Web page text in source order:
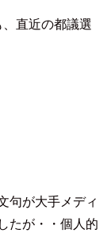
直近の都議選
句が大手メディ
たが・・個人的